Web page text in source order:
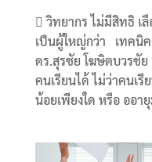
 วิทยากร ไม่มีสิทธิ เ
เป็นผู้ใหญ่กว่า เทคนิค
ดร.สุรชัย โฆษิตบวรชัย
คนเรียนได้ ไม่ว่าคนเ
น้อยเพียงใด หรือ ออา